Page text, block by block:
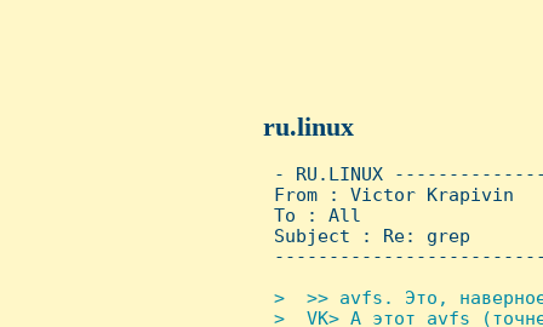
ru.linux
- RU.LINUX
From : Victor
To : All
Subject : Re: grep
>  >> avfs. Это,
>  VK> А этот avfs